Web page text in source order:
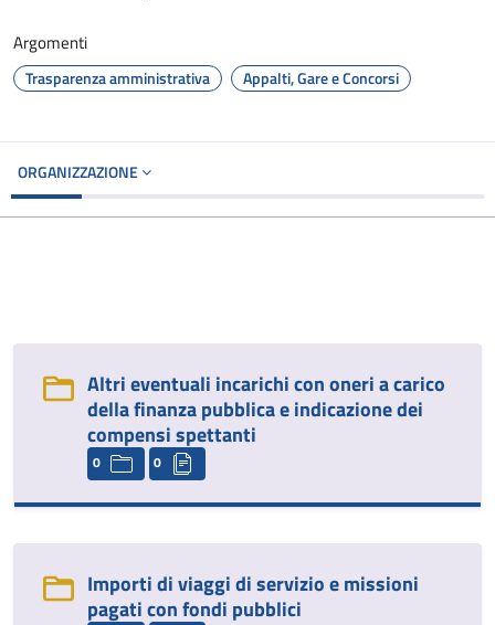
Argomenti
Trasparenza amministrativa Appalti, Gare e Concorsi
ORGANIZZAZIONE
Altri eventuali incarichi con oneri a carico
della finanza pubblica e indicazione dei
compensi spettanti
0 0
Importi di viaggi di servizio e missioni
pagati con fondi pubblici